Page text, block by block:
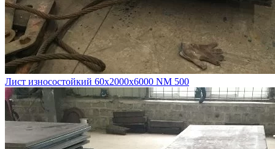
Лист износостойкий 60х2000х6000 NM 500